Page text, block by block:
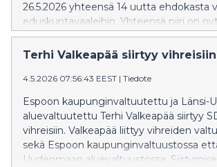
26.5.2026 yhteensä 14 uutta ehdokasta
eduskuntavaaleihin. Yhteensä piiri on
ehdokasta, ja tavoitteena on vähintään
kansanedustajan paikkaa.
Terhi Valkeapää siirtyy vihreisiin
4.5.2026 07:56:43 EEST | Tiedote
Espoon kaupunginvaltuutettu ja Länsi-
aluevaltuutettu Terhi Valkeapää siirtyy
vihreisiin. Valkeapää liittyy vihreiden
sekä Espoon kaupunginvaltuustossa
Uudenmaan aluevaltuustossa.